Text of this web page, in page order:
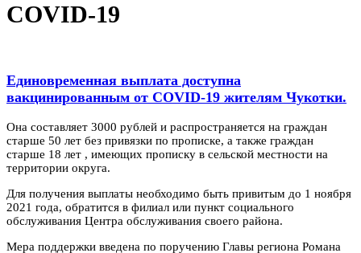
COVID-19
Единовременная выплата доступна
вакцинированным от COVID-19 жителям Чукотки.
Она составляет 3000 рублей и распространяется на граждан
старше 50 лет без привязки по прописке, а также граждан
старше 18 лет , имеющих прописку в сельской местности на
территории округа.
Для получения выплаты необходимо быть привитым до 1 ноября
2021 года, обратится в филиал или пункт социального
обслуживания Центра обслуживания своего района.
Мера поддержки введена по поручению Главы региона Романа